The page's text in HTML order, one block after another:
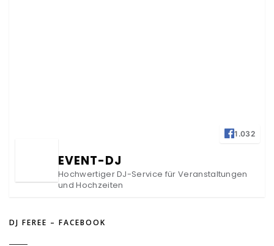
1.032
EVENT-DJ
Hochwertiger DJ-Service für Veranstaltungen
und Hochzeiten
DJ FEREE – FACEBOOK